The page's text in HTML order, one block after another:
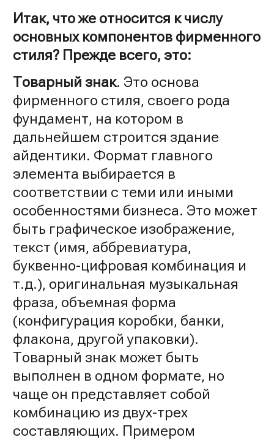
Итак, что же относится к числу
основных компонентов фирменного
стиля? Прежде всего, это:
Товарный знак. Это основа
фирменного стиля, своего рода
фундамент, на котором в
дальнейшем строится здание
айдентики. Формат главного
элемента выбирается в
соответствии с теми или иными
особенностями бизнеса. Это может
быть графическое изображение,
текст (имя, аббревиатура,
буквенно-цифровая комбинация и
т.д.), оригинальная музыкальная
фраза, объемная форма
(конфигурация коробки, банки,
флакона, другой упаковки).
Товарный знак может быть
выполнен в одном формате, но
чаще он представляет собой
комбинацию из двух-трех
составляющих. Примером